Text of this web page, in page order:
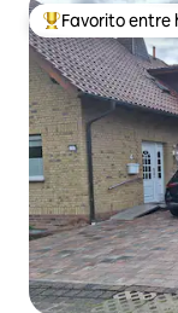
Favorito entre
Favorito entre